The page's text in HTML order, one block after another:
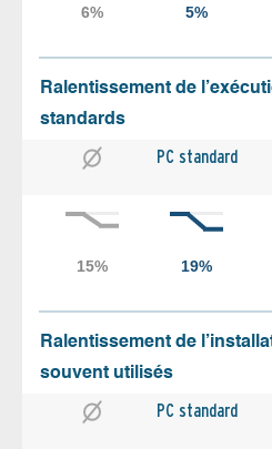
Ralentissement de
standards
PC standard
Ralentissement de
souvent utilisés
PC standard